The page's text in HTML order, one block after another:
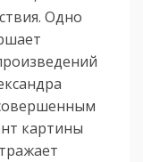
Одно
картины